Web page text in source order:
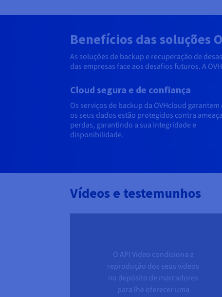
Benefícios das soluções
As soluções de backup e recuperação de
das empresas face aos desafios futuros. A
Cloud segura e de confiança
Os serviços de backup da OVHcloud garantem
os seus dados estão protegidos contra
perdas, garantindo a sua integridade e
disponibilidade.
Vídeos e testemunhos
O API Video condiciona a
reprodução dos seus vídeos
no depósito de marcadores
para lhe oferecer uma